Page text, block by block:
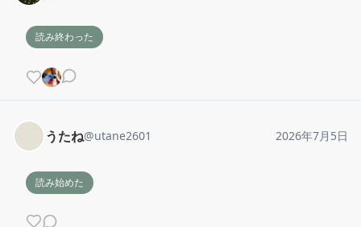
読み終わった
うたね@utane2601 2026年7月5日
読み始めた